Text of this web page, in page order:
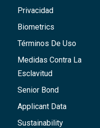
Privacidad
Biometrics
Términos De Uso
Medidas Contra La
Esclavitud
Senior Bond
Applicant Data
Sustainability